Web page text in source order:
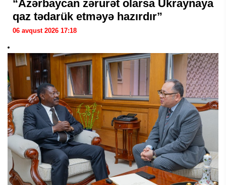
“Azərbaycan zərurət olarsa Ukraynaya
qaz tədarük etməyə hazırdır”
06 avqust 2026 17:18